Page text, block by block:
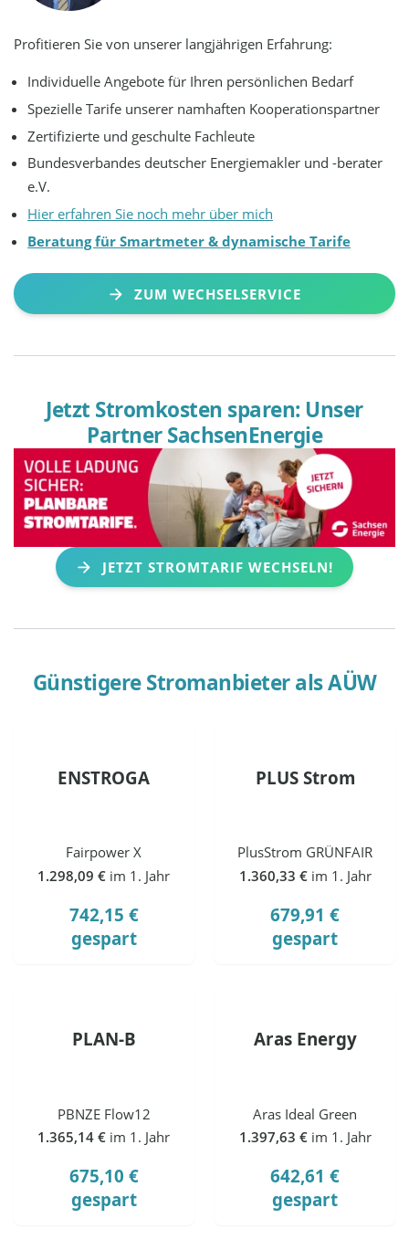
Profitieren Sie von unserer langjährigen Erfahrung:
Individuelle Angebote für Ihren persönlichen Bedarf
Spezielle Tarife unserer namhaften Kooperationspartner
Zertifizierte und geschulte Fachleute
Bundesverbandes deutscher Energiemakler und -berater
e.V.
Hier erfahren Sie noch mehr über mich
Beratung für Smartmeter & dynamische Tarife
ZUM WECHSELSERVICE
Jetzt Stromkosten sparen: Unser
Partner SachsenEnergie
JETZT STROMTARIF WECHSELN!
Günstigere Stromanbieter alsAÜW
ENSTROGA
Fairpower X
1.298,09 € im 1. Jahr
742,15 €
gespart
PLUS Strom
PlusStrom GRÜNFAIR
1.360,33 € im 1. Jahr
679,91 €
gespart
PLAN-B
PBNZE Flow12
1.365,14 € im 1. Jahr
675,10 €
gespart
Aras Energy
Aras Ideal Green
1.397,63 € im 1. Jahr
642,61 €
gespart